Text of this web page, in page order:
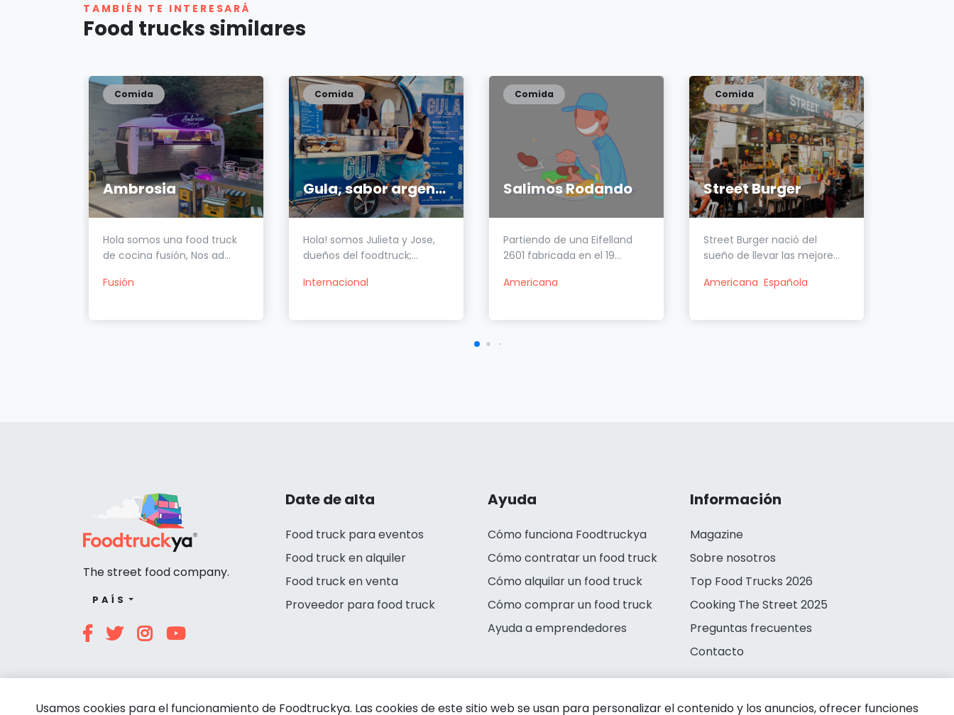
TAMBIÉN TE INTERESARÁ
Food trucks similares
Ambrosia
Comida
Hola somos una food truck
de cocina fusión, Nos ad...
Fusión
Gula, sabor argentino
Comida
Hola! somos Julieta y Jose,
dueños del foodtruck;...
Internacional
Salimos Rodando
Comida
Partiendo de una Eifelland
2601 fabricada en el 19...
Americana
Street Burger
Comida
Street Burger nació del
sueño de llevar las mejore...
Americana Española
Date de alta
Food truck para eventos
Food truck en alquiler
Food truck en venta
Proveedor para food truck
Ayuda
Cómo funciona Foodtruckya
Cómo contratar un food truck
Cómo alquilar un food truck
Cómo comprar un food truck
Ayuda a emprendedores
Información
Magazine
Sobre nosotros
Top Food Trucks 2026
Cooking The Street 2025
Preguntas frecuentes
Contacto
The street food company.
PAÍS
Usamos cookies para el funcionamiento de Foodtruckya. Las cookies de este sitio web se usan para personalizar el contenido y los anuncios, ofrecer funciones